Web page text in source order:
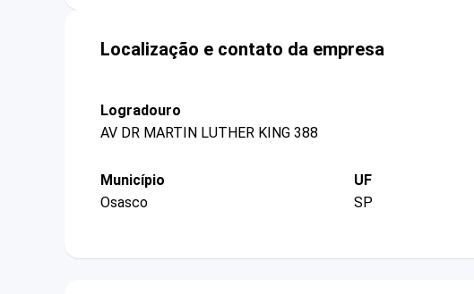
Localização e contato da empresa
Logradouro
AV DR MARTIN LUTHER KING 388
Município
Osasco
UF
SP